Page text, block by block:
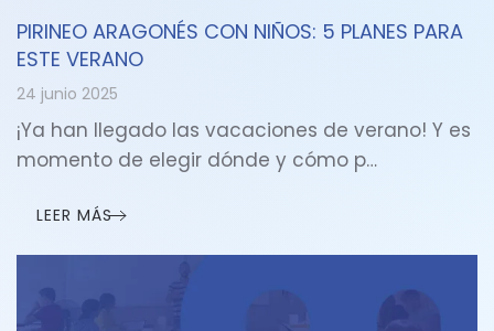
PIRINEO ARAGONÉS CON NIÑOS: 5 PLANES PARA
ESTE VERANO
24 junio 2025
¡Ya han llegado las vacaciones de verano! Y es
momento de elegir dónde y cómo p…
LEER MÁS